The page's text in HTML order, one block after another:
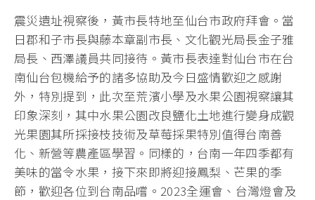
震災遺址視察後，黃市長特地至仙台市政府拜會。當
日郡和子市長與藤本章副市長、文化觀光局長金子雅
局長、西澤議員共同接待。黃市長表達對仙台市在台
南仙台包機給予的諸多協助及今日盛情歡迎之感謝
外，特別提到，此次至荒濱小學及水果公園視察讓其
印象深刻，其中水果公園改良鹽化土地進行變身成觀
光果園其所採接枝技術及草莓採果特別值得台南善
化、新營等農產區學習。同樣的，台南一年四季都有
美味的當令水果，接下來即將迎接鳳梨、芒果的季
節，歡迎各位到台南品嚐。2023全運會、台灣燈會及